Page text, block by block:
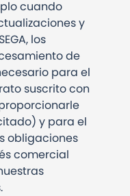
cuando
y
los
de
para el
suscrito con
y para el
obligaciones
comercial